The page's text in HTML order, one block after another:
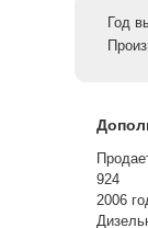
Год
924
2006